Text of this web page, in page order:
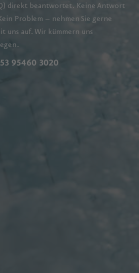
direkt beantwortet. Keine Antwort
Problem – nehmen Sie gerne
uns auf. Wir kümmern uns
95460 3020